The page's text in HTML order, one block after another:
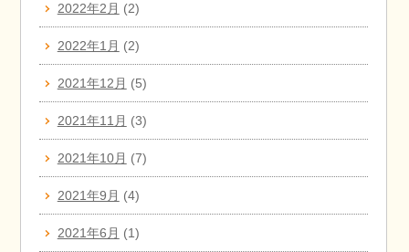
2022年2月 (2)
2022年1月 (2)
2021年12月 (5)
2021年11月 (3)
2021年10月 (7)
2021年9月 (4)
2021年6月 (1)